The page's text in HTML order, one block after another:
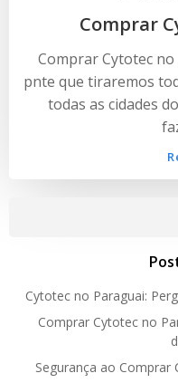
Comprar
Comprar Cytotec
pnte que tiraremos
todas as cidades
Cytotec no Paraguai:
Comprar Cytotec no
Segurança ao